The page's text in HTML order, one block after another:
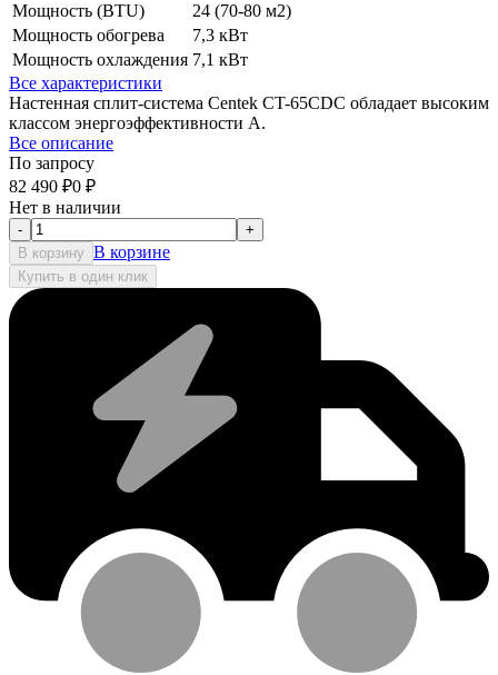
Мощность (BTU)
24 (70-80 м2)
Мощность обогрева
7,3 кВт
Мощность охлаждения 7,1 кВт
Все характеристики
Настенная сплит-система Centek CT-65CDC обладает высоким
классом энергоэффективности A.
Все описание
По запросу
82 490 ₽0 ₽
Нет в наличии
-
+
В корзину В корзине
Купить в один клик